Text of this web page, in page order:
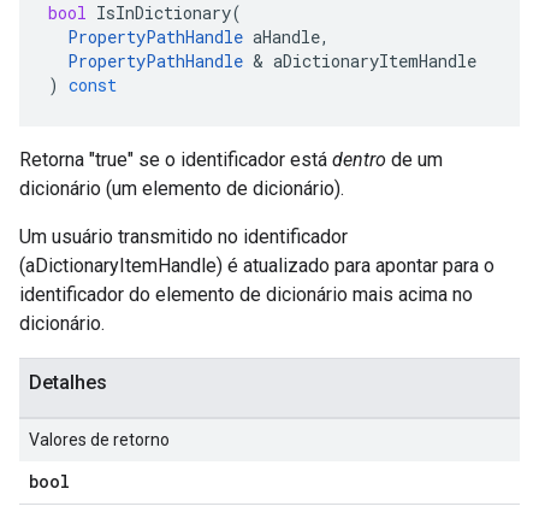
bool IsInDictionary(
PropertyPathHandle aHandle,
PropertyPathHandle & aDictionaryItemHandle
) const
Retorna "true" se o identificador está dentro de um
dicionário (um elemento de dicionário).
Um usuário transmitido no identificador
(aDictionaryItemHandle) é atualizado para apontar para o
identificador do elemento de dicionário mais acima no
dicionário.
Detalhes
Valores de retorno
bool